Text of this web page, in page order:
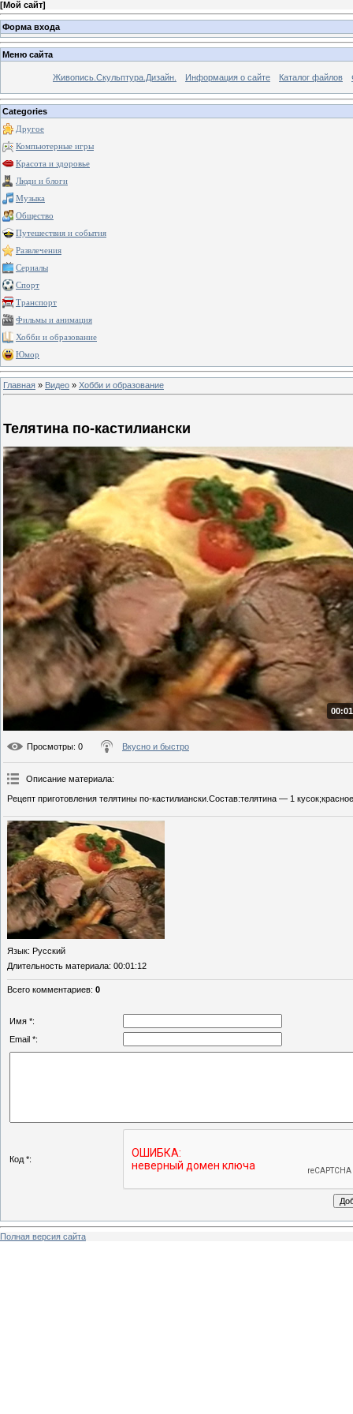
[Мой сайт]
Форма входа
Меню сайта
Живопись.Скульптура.Дизайн. Информация о сайте Каталог файлов
Categories
Другое
Компьютерные игры
Красота и здоровье
Люди и блоги
Музыка
Общество
Путешествия и события
Развлечения
Сериалы
Спорт
Транспорт
Фильмы и анимация
Хобби и образование
Юмор
Главная » Видео » Хобби и образование
Телятина по-кастилиански
Просмотры: 0 Вкусно и быстро
Описание материала:
Рецепт приготовления телятины по-кастилиански.Состав:телятина — 1
Язык: Русский
Длительность материала: 00:01:12
Всего комментариев: 0
Имя *:
Email *:
Код *:
Полная версия сайта